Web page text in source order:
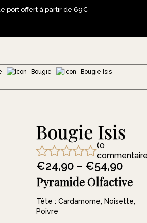
port offert à partir de 69€
Bougie Bougie Isis
Bougie Isis
(0
€24,90 – €54,90
Pyramide Olfactive
Tête : Cardamome, Noisette,
Poivre